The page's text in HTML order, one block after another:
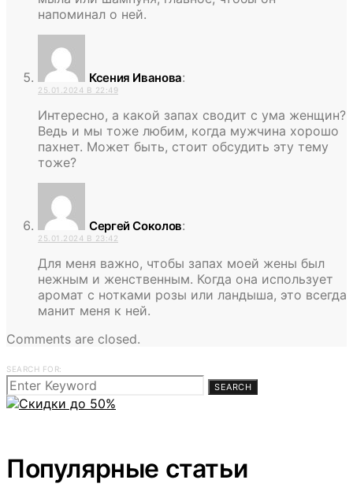
напоминал о ней.
Ксения Иванова:
25.01.2024 В 22:49
Интересно, а какой запах сводит с ума женщин?
Ведь и мы тоже любим, когда мужчина хорошо
пахнет. Может быть, стоит обсудить эту тему
тоже?
Сергей Соколов:
25.01.2024 В 23:42
Для меня важно, чтобы запах моей жены был
нежным и женственным. Когда она использует
аромат с нотками розы или ландыша, это всегда
манит меня к ней.
Comments are closed.
SEARCH FOR:
SEARCH
Популярные статьи